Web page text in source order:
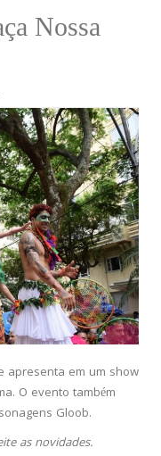
Nossa
apresenta em um show
O evento também
Gloob.
as novidades.